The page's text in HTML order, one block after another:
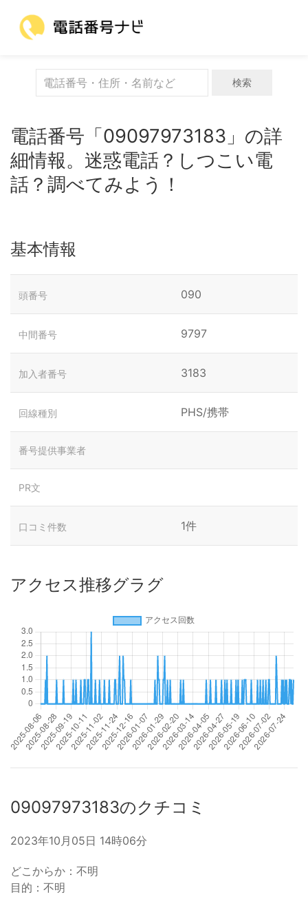
検索
電話番号「09097973183」の詳
細情報。迷惑電話？しつこい電
話？調べてみよう！
基本情報
頭番号 090
中間番号 9797
加入者番号 3183
回線種別 PHS/携帯
番号提供事業者
PR文
口コミ件数 1件
アクセス推移グラグ
09097973183のクチコミ
2023年10月05日 14時06分
どこからか：不明
目的：不明